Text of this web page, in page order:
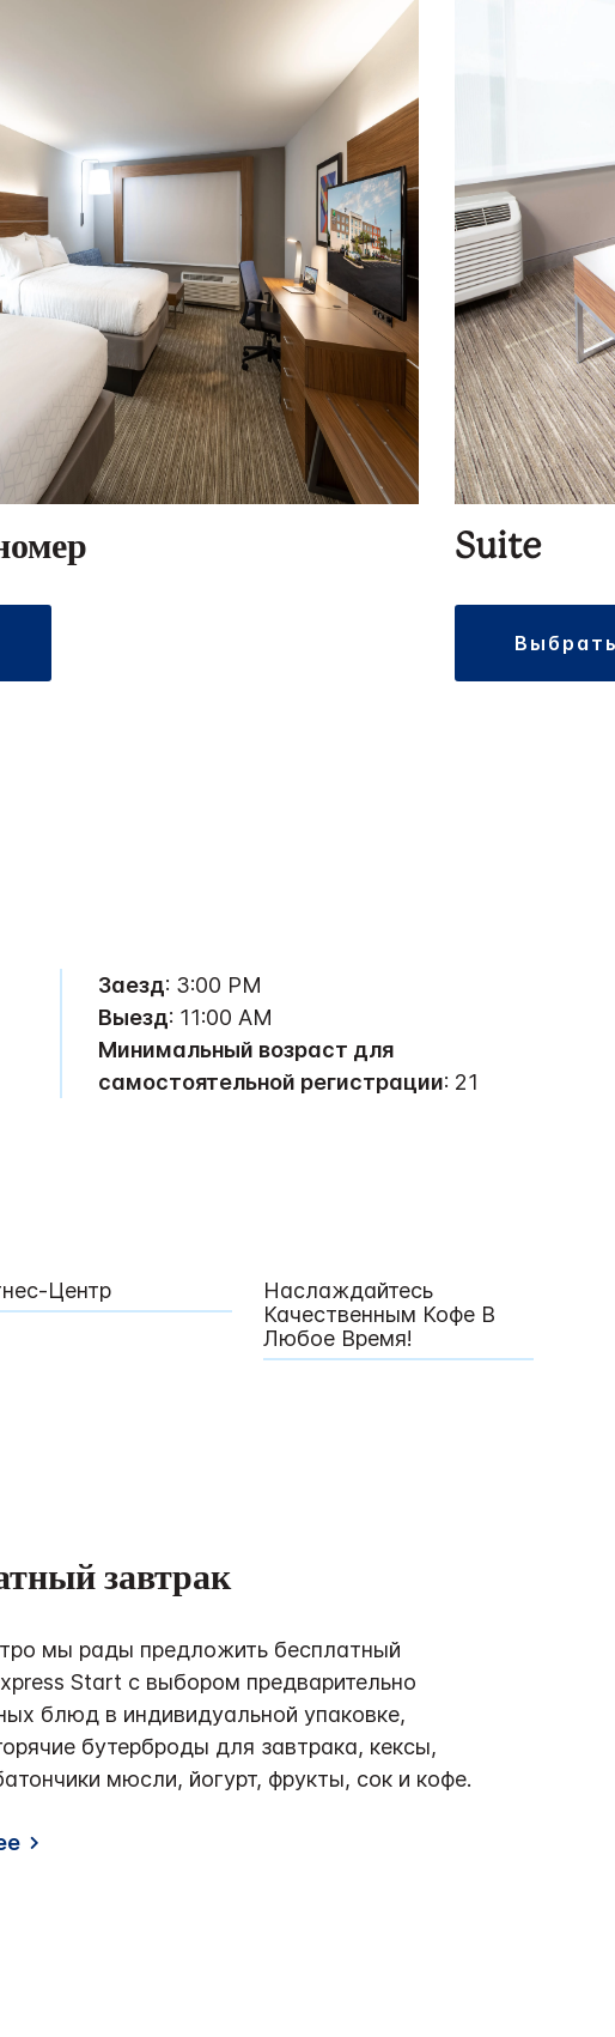
Suite
Заезд: 3:00 PM
Выезд: 11:00 AM
Минимальный возраст для
самостоятельной регистрации: 21
Центр
Наслаждайтесь
Качественным Кофе В
Любое Время!
завтрак
мы рады предложить бесплатный
Start с выбором предварительно
блюд в индивидуальной упаковке,
бутерброды для завтрака, кексы,
мюсли, йогурт, фрукты, сок и кофе.